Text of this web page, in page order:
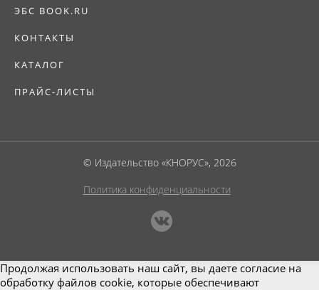
ЭБС BOOK.RU
КОНТАКТЫ
КАТАЛОГ
ПРАЙС-ЛИСТЫ
© Издательство «КНОРУС», 2026
Политика конфиденциальности
Продолжая использовать наш сайт, вы даете согласие на
обработку файлов cookie, которые обеспечивают